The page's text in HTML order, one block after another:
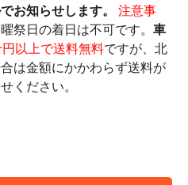
お知らせします。
注意事
祭日の着日は不可です。 車
以上で送料無料ですが、北
は金額にかかわらず送料が
ください。